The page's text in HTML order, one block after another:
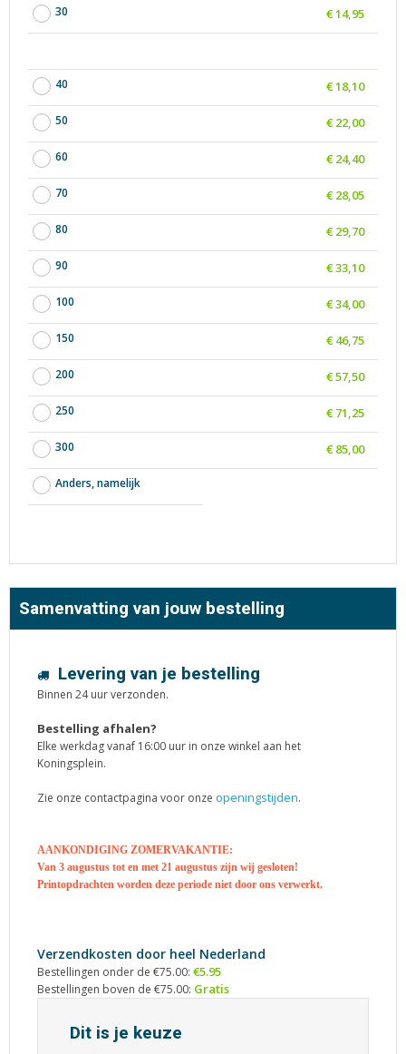
30 € 14,95
40
50
60
70
80
90
100
150
200
250
300
Anders, namelijk
€ 18,10
€ 22,00
€ 24,40
€ 28,05
€ 29,70
€ 33,10
€ 34,00
€ 46,75
€ 57,50
€ 71,25
€ 85,00
Samenvatting van jouw bestelling
Levering van je bestelling
Binnen 24 uur verzonden.
Bestelling afhalen?
Elke werkdag vanaf 16:00 uur in onze winkel aan het
Koningsplein.
Zie onze contactpagina voor onze openingstijden.
AANKONDIGING ZOMERVAKANTIE:
Van 3 augustus tot en met 21 augustus zijn wij gesloten!
Printopdrachten worden deze periode niet door ons verwerkt.
Verzendkosten door heel Nederland
Bestellingen onder de €75.00: €5.95
Bestellingen boven de €75.00: Gratis
Dit is je keuze